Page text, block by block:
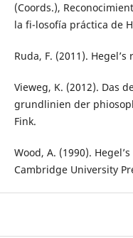
(Coords.),
la fi-losofía práctica de
Ruda, F. (2011).
Vieweg, K. (2012). Das
grundlinien der
Fink.
Wood, A. (1990).
Cambridge University